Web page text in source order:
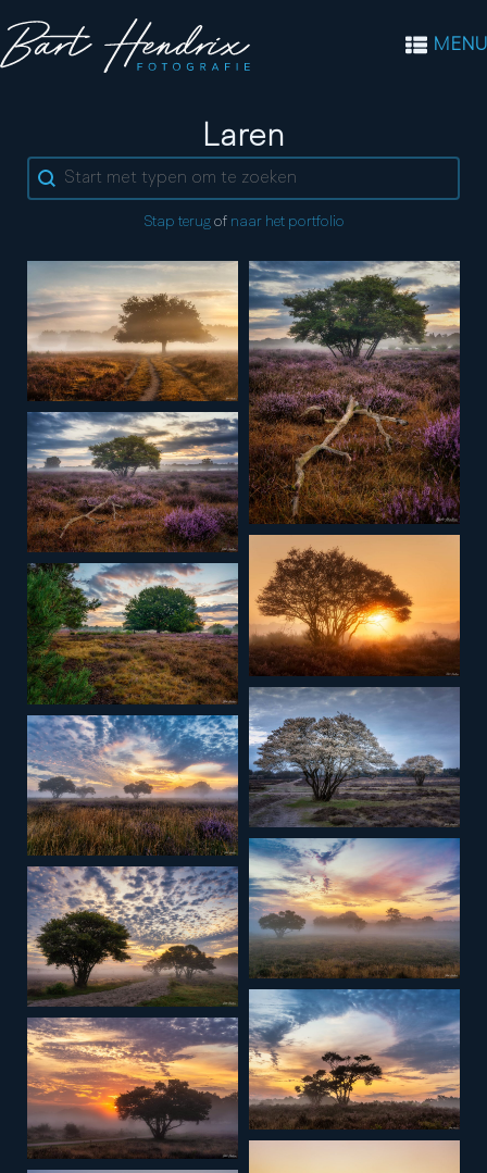
MENU
Tag:
Laren
Search content
Stap terugof naar het portfolio